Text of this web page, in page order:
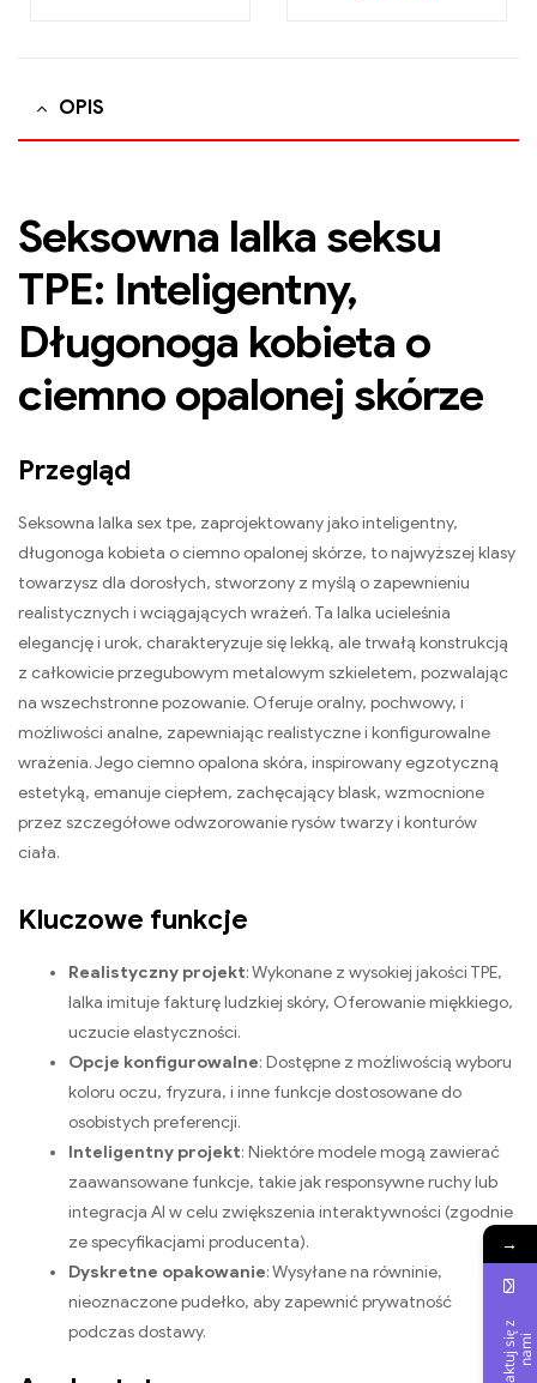
OPIS
Seksowna lalka seksu
TPE: Inteligentny,
Długonoga kobieta o
ciemno opalonej skórze
Przegląd
Seksowna lalka sex tpe, zaprojektowany jako inteligentny,
długonoga kobieta o ciemno opalonej skórze, to najwyższej klasy
towarzysz dla dorosłych, stworzony z myślą o zapewnieniu
realistycznych i wciągających wrażeń. Ta lalka ucieleśnia
elegancję i urok, charakteryzuje się lekką, ale trwałą konstrukcją
z całkowicie przegubowym metalowym szkieletem, pozwalając
na wszechstronne pozowanie. Oferuje oralny, pochwowy, i
możliwości analne, zapewniając realistyczne i konfigurowalne
wrażenia. Jego ciemno opalona skóra, inspirowany egzotyczną
estetyką, emanuje ciepłem, zachęcający blask, wzmocnione
przez szczegółowe odwzorowanie rysów twarzy i konturów
ciała.
Kluczowe funkcje
Realistyczny projekt: Wykonane z wysokiej jakości TPE,
lalka imituje fakturę ludzkiej skóry, Oferowanie miękkiego,
uczucie elastyczności.
Opcje konfigurowalne: Dostępne z możliwością wyboru
koloru oczu, fryzura, i inne funkcje dostosowane do
osobistych preferencji.
Inteligentny projekt: Niektóre modele mogą zawierać
zaawansowane funkcje, takie jak responsywne ruchy lub
integracja AI w celu zwiększenia interaktywności (zgodnie
ze specyfikacjami producenta).
Dyskretne opakowanie: Wysyłane na równinie,
nieoznaczone pudełko, aby zapewnić prywatność
podczas dostawy.
→
ę
i